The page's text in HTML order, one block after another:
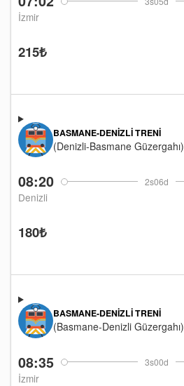
İzmir
215₺
08:20 2s06d
Denizli
BASMANE-DENIZLI TRENI
(Denizli-Basmane Güzergahı)
180₺
08:35 3s00d
İzmir
BASMANE-DENIZLI TRENI
(Basmane-Denizli Güzergahı)